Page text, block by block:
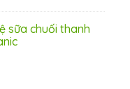
sữa chuối thanh